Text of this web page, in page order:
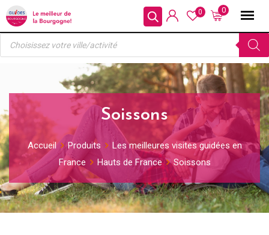
Skip
to
content
0
0
Recherche
produits
Soissons
Accueil Produits
Les meilleures visites guidées en
France
Hauts de France Soissons